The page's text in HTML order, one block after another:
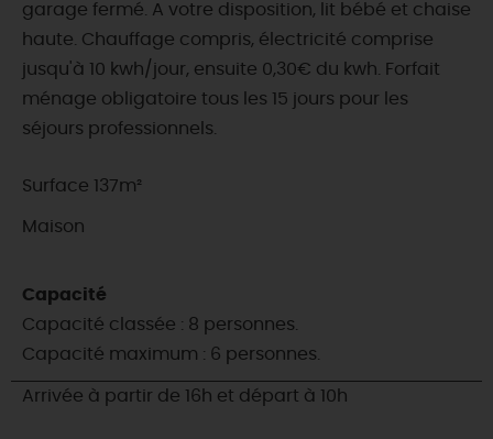
garage fermé. A votre disposition, lit bébé et chaise
haute. Chauffage compris, électricité comprise
jusqu'à 10 kwh/jour, ensuite 0,30€ du kwh. Forfait
ménage obligatoire tous les 15 jours pour les
séjours professionnels.
Surface 137m²
Maison
Capacité
Capacité classée : 8 personnes.
Capacité maximum : 6 personnes.
Arrivée à partir de 16h et départ à 10h